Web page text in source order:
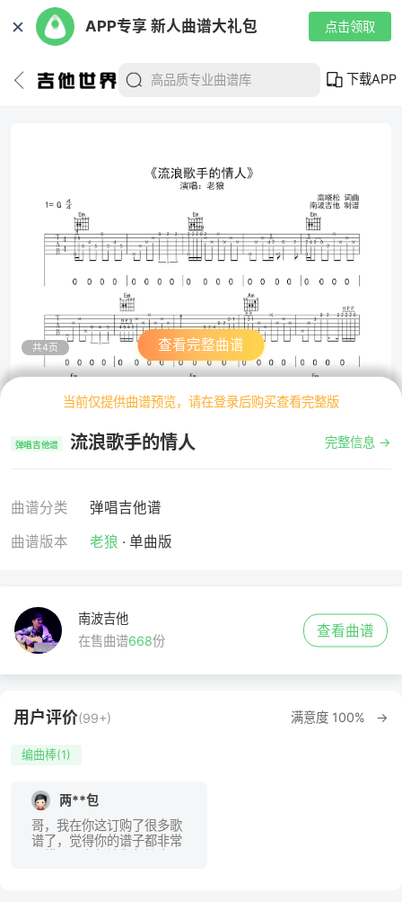
✕ APP专享 新人曲谱大礼包 点击领取
下载APP
共4页 查看完整曲谱
当前仅提供曲谱预览，请在登录后购买查看完整版
完整信息 →
弹唱吉他谱 流浪歌手的情人
曲谱分类
弹唱吉他谱
曲谱版本
老狼 · 单曲版
南波吉他
在售曲谱668份
查看曲谱
满意度 100% →
用户评价(99+)
编曲棒(1)
两**包
哥，我在你这订购了很多歌
谱了，觉得你的谱子都非常